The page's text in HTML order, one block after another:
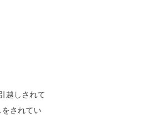
越しされて
されてい